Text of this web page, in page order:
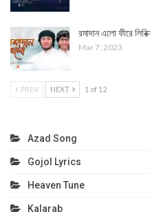
রমাদান এলো ফীরে
Mar 7, 2023
PREV NEXT 1 of 12
Azad Song
Gojol Lyrics
Heaven Tune
Kalarab